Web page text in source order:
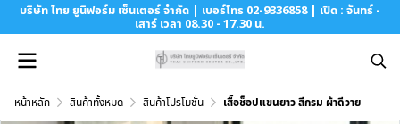
บริษัท ไทย ยูนิฟอร์ม เซ็นเตอร์ จำกัด | เบอร์โทร 02-9336858 | เปิด : จันทร์ -
เสาร์ เวลา 08.30 - 17.30 น.
หน้าหลัก สินค้าทั้งหมด สินค้าโปรโมชั่น เสื้อช็อปแขนยาว สีกรม ผ้าดีวาย